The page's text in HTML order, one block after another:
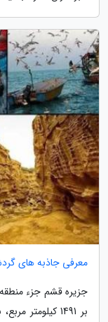
معرفی جاذبه های
جزیره قشم جزء
بر 1491